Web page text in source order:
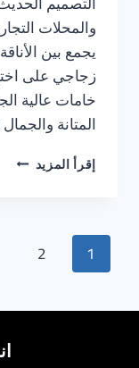
والمحلات
يجمع بين
زجاجي على
خامات عالية
المتانة
إقرأ المزيد شركات
تنقل
1
2